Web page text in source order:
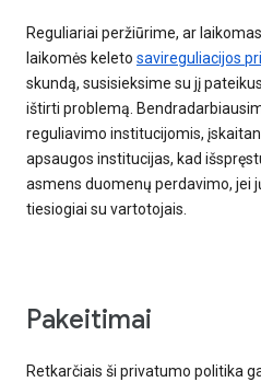
Reguliariai peržiūrime, ar
laikomės keleto savireguliacijos
skundą, susisieksime su jį
ištirti problemą.
reguliavimo institucijomis,
apsaugos institucijas, kad
asmens duomenų perdavimo, jei
tiesiogiai su vartotojais.
Pakeitimai
Retkarčiais ši privatumo politika